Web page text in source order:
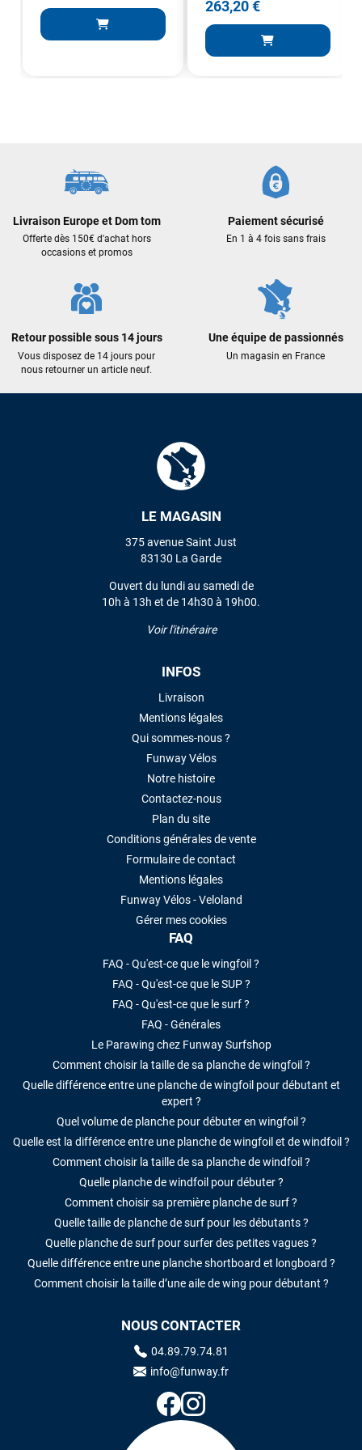
263,20 €
Livraison Europe et Dom tom
Offerte dès 150€ d'achat hors
occasions et promos
Paiement sécurisé
En 1 à 4 fois sans frais
Retour possible sous 14 jours
Vous disposez de 14 jours pour
nous retourner un article neuf.
Une équipe de passionnés
Un magasin en France
LE MAGASIN
375 avenue Saint Just
83130 La Garde
Ouvert du lundi au samedi de
10h à 13h et de 14h30 à 19h00.
Voir l'itinéraire
INFOS
Livraison
Mentions légales
Qui sommes-nous ?
Funway Vélos
Notre histoire
Contactez-nous
Plan du site
Conditions générales de vente
Formulaire de contact
Mentions légales
Funway Vélos - Veloland
Gérer mes cookies
FAQ
FAQ - Qu'est-ce que le wingfoil ?
FAQ - Qu'est-ce que le SUP ?
FAQ - Qu'est-ce que le surf ?
FAQ - Générales
Le Parawing chez Funway Surfshop
Comment choisir la taille de sa planche de wingfoil ?
Quelle différence entre une planche de wingfoil pour débutant et
expert ?
Quel volume de planche pour débuter en wingfoil ?
Quelle est la différence entre une planche de wingfoil et de windfoil ?
Comment choisir la taille de sa planche de windfoil ?
Quelle planche de windfoil pour débuter ?
Comment choisir sa première planche de surf ?
Quelle taille de planche de surf pour les débutants ?
Quelle planche de surf pour surfer des petites vagues ?
Quelle différence entre une planche shortboard et longboard ?
Comment choisir la taille d’une aile de wing pour débutant ?
NOUS CONTACTER
04.89.79.74.81
info@funway.fr
J'ai acheté une voile d'occasion depuis Tahiti. Super service.
L'envoi a été rapide. La voile est arrivée en super état.
Mauruuru roa.